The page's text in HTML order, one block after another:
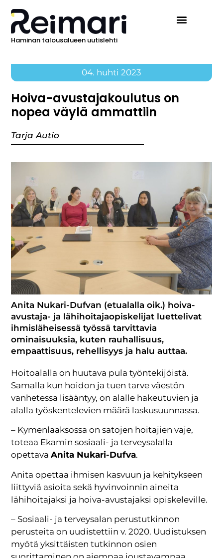
Haminan talousalueen uutislehti
04. huhti 2023
Hoiva-avustajakoulutus on
nopea väylä ammattiin
Tarja Autio
Anita Nukari-Dufvan (etualalla oik.) hoiva-
avustaja- ja lähihoitajaopiskelijat luettelivat
ihmisläheisessä työssä tarvittavia
ominaisuuksia, kuten rauhallisuus,
empaattisuus, rehellisyys ja halu auttaa.
Hoitoalalla on huutava pula työntekijöistä.
Samalla kun hoidon ja tuen tarve väestön
vanhetessa lisääntyy, on alalle hakeutuvien ja
alalla työskentelevien määrä laskusuunnassa.
– Kymenlaaksossa on satojen hoitajien vaje,
toteaa Ekamin sosiaali- ja terveysalalla
opettavaAnita Nukari-Dufva.
Anita opettaa ihmisen kasvuun ja kehitykseen
liittyviä asioita sekä hyvinvoinnin aineita
lähihoitajaksi ja hoiva-avustajaksi opiskeleville.
– Sosiaali- ja terveysalan perustutkinnon
perusteita on uudistettiin v. 2020. Uudistuksen
myötä yksittäisten tutkinnon osien